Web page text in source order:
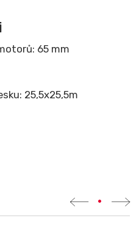
65 mm
25,5x25,5m
•